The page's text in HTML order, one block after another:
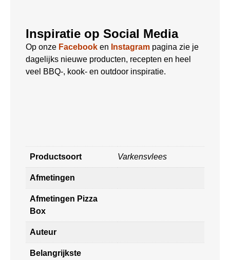
Inspiratie op Social Media
Op onze Facebook en Instagram pagina zie je
dagelijks nieuwe producten, recepten en heel
veel BBQ-, kook- en outdoor inspiratie.
Productsoort Varkensvlees
Afmetingen
Afmetingen Pizza
Box
Auteur
Belangrijkste